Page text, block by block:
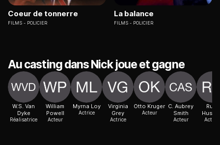
Coeur de tonnerre
FILMS POLICIER
La balance
FILMS POLICIER
Au casting dans Nick joue et gagne
W.S. Van
Dyke
Réalisatrice
William
Powell
Acteur
Myrna Loy
Actrice
Virginia
Grey
Actrice
Otto Kruger
Acteur
C. Aubrey
Smith
Acteur
Ruth
Actrice